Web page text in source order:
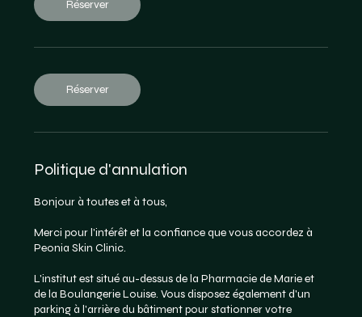
n
Réserver
Réserver
Politique d'annulation
Bonjour à toutes et à tous,
Merci pour l'intérêt et la confiance que vous accordez à
Peonia Skin Clinic.
L'institut est situé au-dessus de la Pharmacie de Marie et
de la Boulangerie Louise. Vous disposez également d'un
parking à l'arrière du bâtiment pour stationner votre